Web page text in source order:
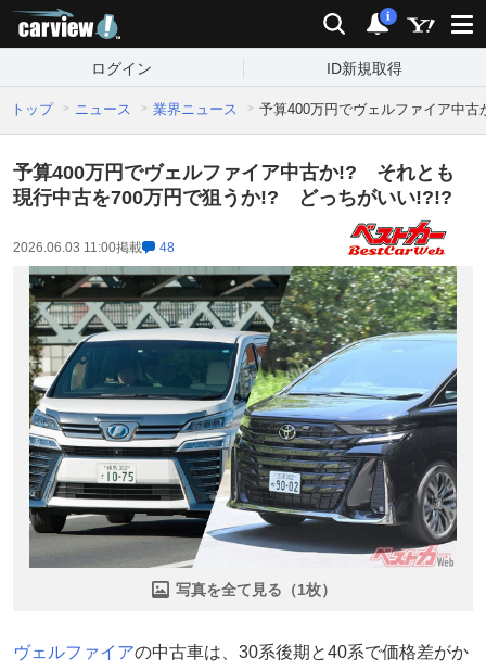
検索 通知
i
ログイン ID新規取得
トップ ニュース 業界ニュース 予算400万円でヴェルファイア中
予算400万円でヴェルファイア中古か!? それとも
現行中古を700万円で狙うか!? どっちがいい!?!?
2026.06.03 11:00掲載 48
写真を全て見る（1枚）
ヴェルファイアの中古車は、30系後期と40系で価格差がか